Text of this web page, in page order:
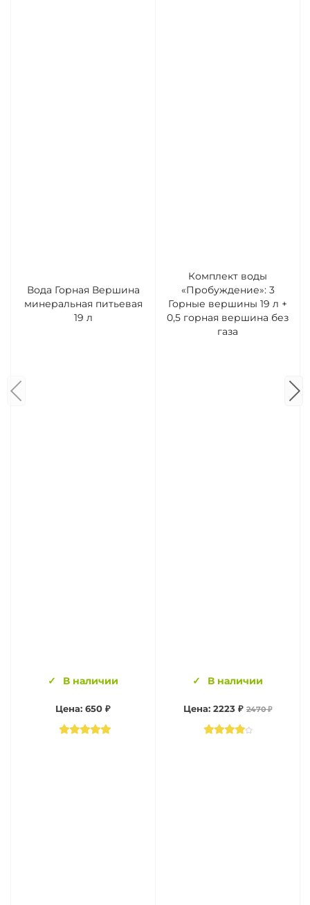
Вода Горная Вершина
минеральная питьевая
19 л
В наличии
Цена: 650 ₽
Комплект воды
«Пробуждение»: 3
Горные вершины 19 л +
0,5 горная вершина без
газа
В наличии
Цена: 2223 ₽ 2470 ₽